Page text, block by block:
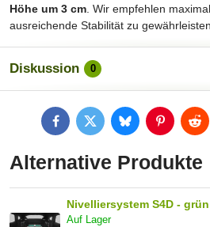
Höhe um 3 cm . Wir empfehlen maximal
ausreichende Stabilität zu gewährleisten.
Diskussion 0
FacebookTwitterBlueskyPinterest
Alternative Produkte
Nivelliersystem S4D - grün
Auf Lager